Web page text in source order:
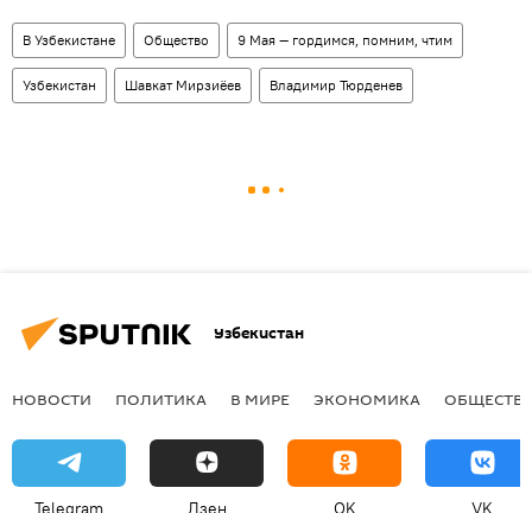
В Узбекистане Общество 9 Мая — гордимся, помним, чтим
Узбекистан Шавкат Мирзиёев Владимир Тюрденев
Узбекистан
НОВОСТИ ПОЛИТИКА В МИРЕ ЭКОНОМИКА
Telegram Дзен OK VK